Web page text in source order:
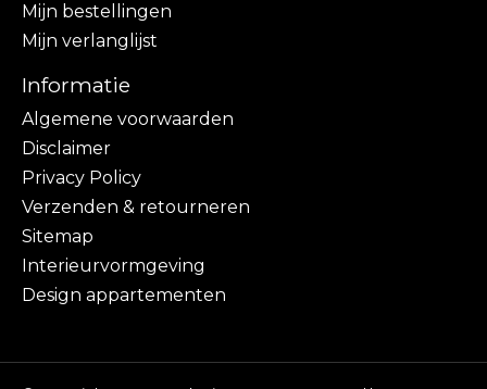
Mijn bestellingen
Mijn verlanglijst
Informatie
Algemene voorwaarden
Disclaimer
Privacy Policy
Verzenden & retourneren
Sitemap
Interieurvormgeving
Design appartementen